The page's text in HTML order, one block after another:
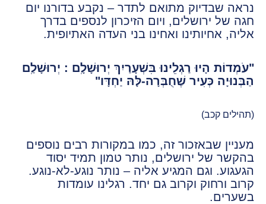
נראה שבדיוק מתואם לתדר – נקבע בדורנו יום
חגה של ירושלים, ויום הזיכרון לנספים בדרך
אליה, אחיותינו ואחינו בני העדה האתיופית.
"עֹמְדוֹת הָיוּ רַגְלֵינוּ בִּשְׁעָרַיִךְ יְרוּשָׁלִָם : יְרוּשָׁלִַם
הַבְּנוּיָה כְּעִיר שֶׁחֻבְּרָה-לָּהּ יַחְדָּו"
(תהילים קכב)
מעניין שבאזכור זה, כמו במקורות רבים נוספים
בהקשר של ירושלים, נותר טמון תמיד יסוד
הגעגוע. וגם המגיע אליה – נותר נוגע-לא-נוגע.
קרוב ורחוק וקרוב גם יחד. רגלינו עומדות
בשערים.